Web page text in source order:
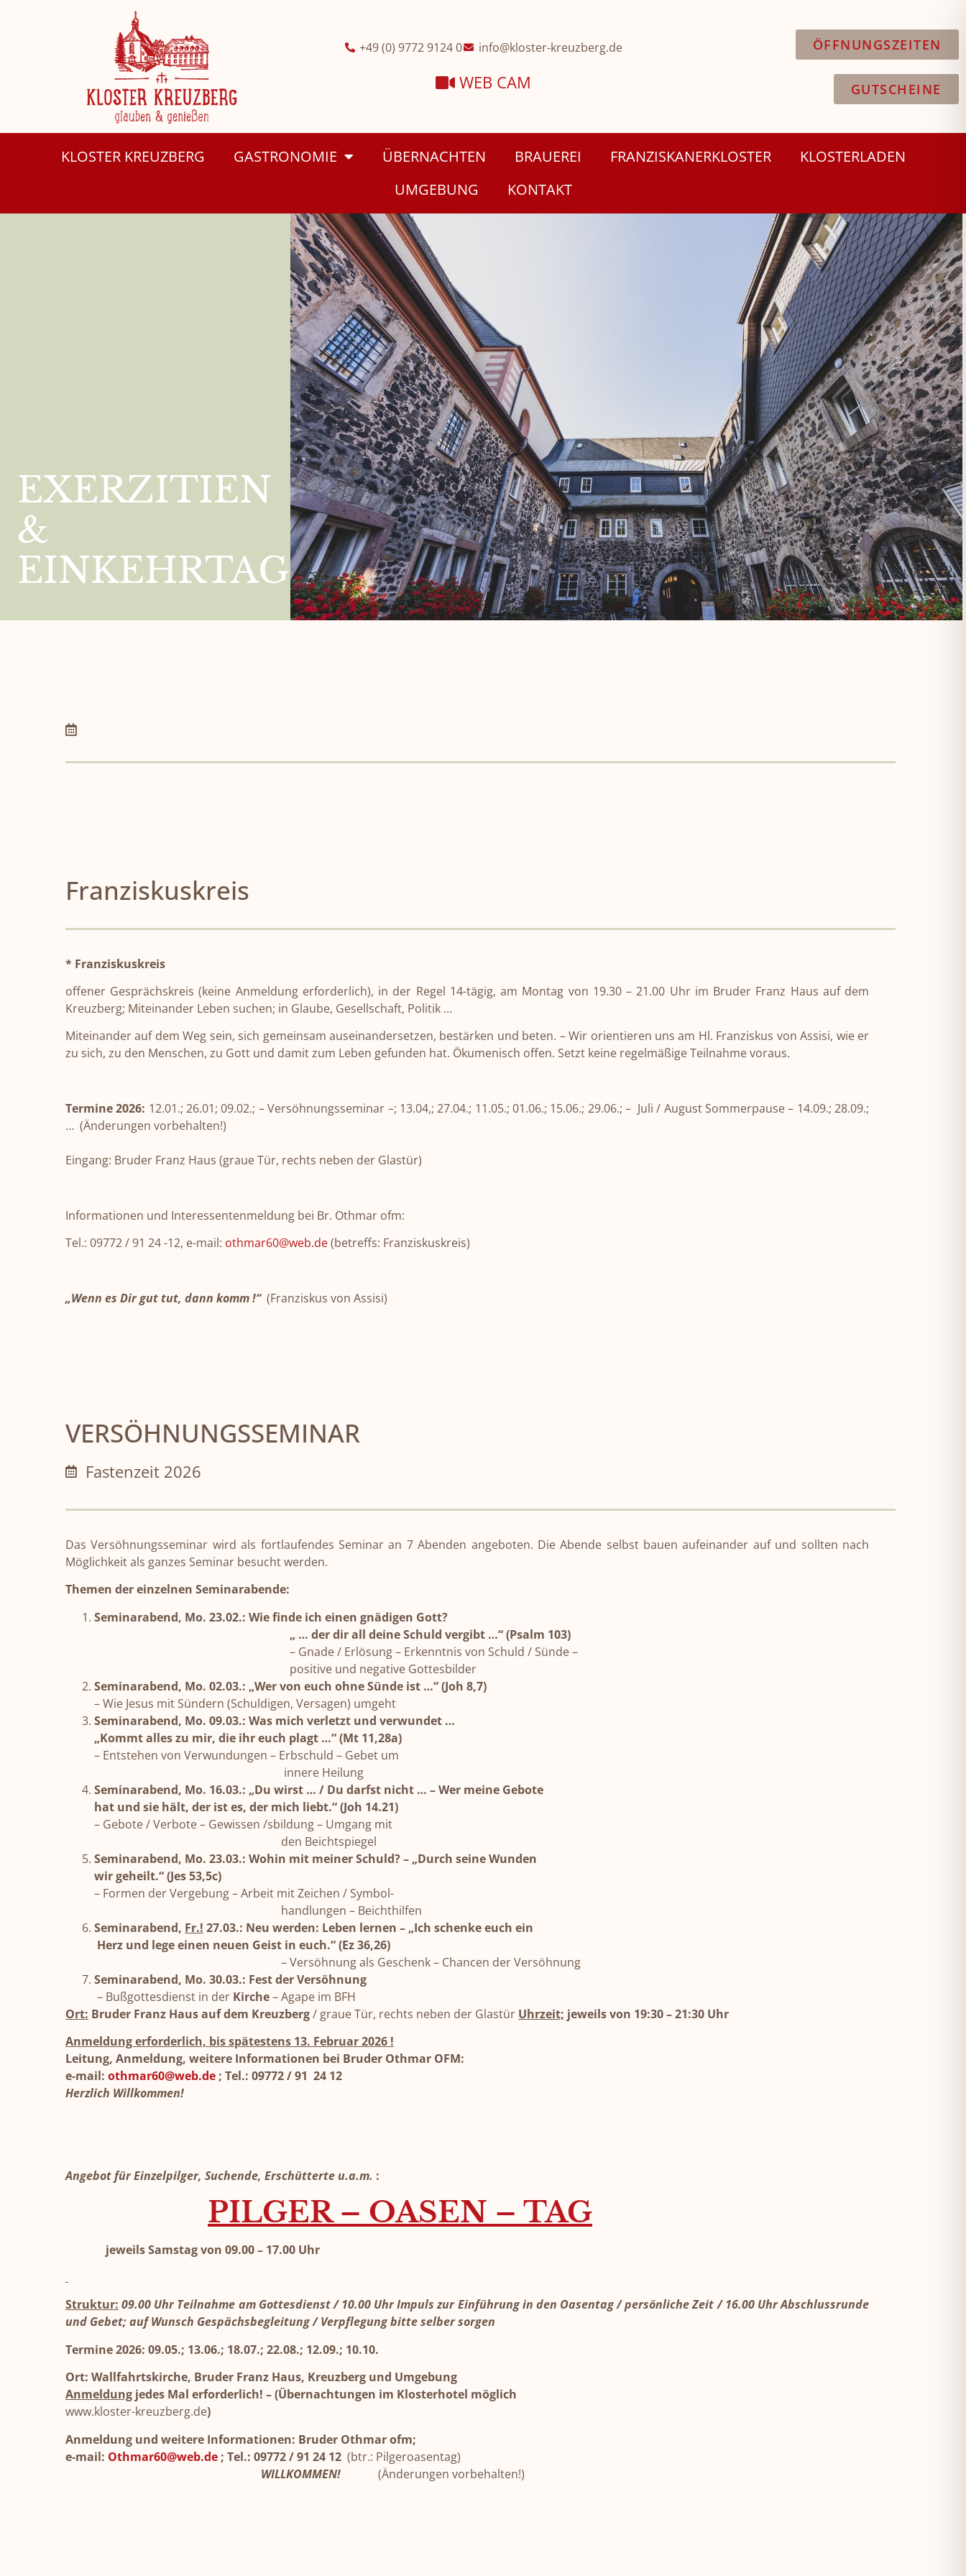
+49 (0) 9772 9124 0 info@kloster-kreuzberg.de
WEB CAM
ÖFFNUNGSZEITEN
GUTSCHEINE
KLOSTER KREUZBERG GASTRONOMIE ÜBERNACHTEN BRAUEREI FRANZISKANERKLOSTER
KLOSTERLADEN
UMGEBUNG
KONTAKT
EXERZITIEN
&
EINKEHRTAGE
Franziskuskreis
* Franziskuskreis
offener Gesprächskreis (keine Anmeldung erforderlich), in der Regel 14-tägig, am Montag von 19.30 – 21.00 Uhr im Bruder Franz Haus auf dem
Kreuzberg; Miteinander Leben suchen; in Glaube, Gesellschaft, Politik …
Miteinander auf dem Weg sein, sich gemeinsam auseinandersetzen, bestärken und beten. – Wir orientieren uns am Hl. Franziskus von Assisi, wie er
zu sich, zu den Menschen, zu Gott und damit zum Leben gefunden hat. Ökumenisch offen. Setzt keine regelmäßige Teilnahme voraus.
Termine 2026: 12.01.; 26.01; 09.02.; – Versöhnungsseminar –; 13.04,; 27.04.; 11.05.; 01.06.; 15.06.; 29.06.; – Juli / August Sommerpause – 14.09.; 28.09.;
… (Änderungen vorbehalten!)
Eingang: Bruder Franz Haus (graue Tür, rechts neben der Glastür)
Informationen und Interessentenmeldung bei Br. Othmar ofm:
Tel.: 09772 / 91 24 -12, e-mail: othmar60@web.de(betreffs: Franziskuskreis)
„Wenn es Dir gut tut, dann komm !“ (Franziskus von Assisi)
VERSÖHNUNGSSEMINAR
Fastenzeit 2026
Das Versöhnungsseminar wird als fortlaufendes Seminar an 7 Abenden angeboten. Die Abende selbst bauen aufeinander auf und sollten nach
Möglichkeit als ganzes Seminar besucht werden.
Themen der einzelnen Seminarabende:
Seminarabend, Mo. 23.02.: Wie finde ich einen gnädigen Gott?
„ … der dir all deine Schuld vergibt …“ (Psalm 103)
– Gnade / Erlösung – Erkenntnis von Schuld / Sünde –
positive und negative Gottesbilder
Seminarabend, Mo. 02.03.: „Wer von euch ohne Sünde ist …“ (Joh 8,7)
– Wie Jesus mit Sündern (Schuldigen, Versagen) umgeht
Seminarabend, Mo. 09.03.: Was mich verletzt und verwundet …
„Kommt alles zu mir, die ihr euch plagt …“ (Mt 11,28a)
– Entstehen von Verwundungen – Erbschuld – Gebet um
innere Heilung
Seminarabend, Mo. 16.03.: „Du wirst … / Du darfst nicht … – Wer meine Gebote
hat und sie hält, der ist es, der mich liebt.“ (Joh 14.21)
– Gebote / Verbote – Gewissen /sbildung – Umgang mit
den Beichtspiegel
Seminarabend, Mo. 23.03.: Wohin mit meiner Schuld? – „Durch seine Wunden
wir geheilt.“ (Jes 53,5c)
– Formen der Vergebung – Arbeit mit Zeichen / Symbol-
handlungen – Beichthilfen
Seminarabend, Fr.! 27.03.: Neu werden: Leben lernen – „Ich schenke euch ein
Herz und lege einen neuen Geist in euch.“ (Ez 36,26)
– Versöhnung als Geschenk – Chancen der Versöhnung
Seminarabend, Mo. 30.03.: Fest der Versöhnung
– Bußgottesdienst in der Kirche– Agape im BFH
Ort: Bruder Franz Haus auf dem Kreuzberg/ graue Tür, rechts neben der Glastür Uhrzeit; jeweils von 19:30 – 21:30 Uhr
Anmeldung erforderlich, bis spätestens 13. Februar 2026 !
Leitung, Anmeldung, weitere Informationen bei Bruder Othmar OFM:
e-mail: othmar60@web.de ; Tel.: 09772 / 91 24 12
Herzlich Willkommen!
Angebot für Einzelpilger, Suchende, Erschütterte u.a.m. :
PILGER – OASEN – TAG
jeweils Samstag von 09.00 – 17.00 Uhr
Struktur: 09.00 Uhr Teilnahme am Gottesdienst / 10.00 Uhr Impuls zur Einführung in den Oasentag / persönliche Zeit / 16.00 Uhr Abschlussrunde
und Gebet; auf Wunsch Gespächsbegleitung / Verpflegung bitte selber sorgen
Termine 2026: 09.05.; 13.06.; 18.07.; 22.08.; 12.09.; 10.10.
Ort: Wallfahrtskirche, Bruder Franz Haus, Kreuzberg und Umgebung
Anmeldung jedes Mal erforderlich! –(Übernachtungen im Klosterhotel möglich
www.kloster-kreuzberg.de)
Anmeldung und weitere Informationen: Bruder Othmar ofm;
e-mail: Othmar60@web.de ; Tel.: 09772 / 91 24 12 (btr.: Pilgeroasentag)
WILLKOMMEN! (Änderungen vorbehalten!)